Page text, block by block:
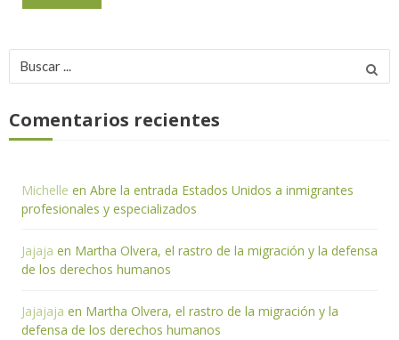
Buscar
Comentarios recientes
Michelle en Abre la entrada Estados Unidos a inmigrantes
profesionales y especializados
Jajaja en Martha Olvera, el rastro de la migración y la defensa
de los derechos humanos
Jajajaja en Martha Olvera, el rastro de la migración y la
defensa de los derechos humanos